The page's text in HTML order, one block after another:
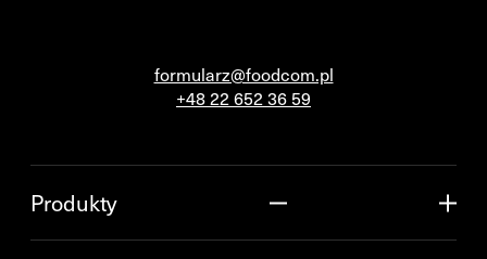
formularz@foodcom.pl
+48 22 652 36 59
Produkty